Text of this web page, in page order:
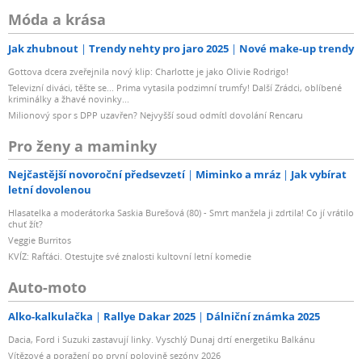
Móda a krása
Jak zhubnout Trendy nehty pro jaro 2025 Nové make-up trendy
Gottova dcera zveřejnila nový klip: Charlotte je jako Olivie Rodrigo!
Televizní diváci, těšte se... Prima vytasila podzimní trumfy! Další Zrádci, oblíbené
kriminálky a žhavé novinky...
Milionový spor s DPP uzavřen? Nejvyšší soud odmítl dovolání Rencaru
Pro ženy a maminky
Nejčastější novoroční předsevzetí Miminko a mráz
Jak vybírat
letní dovolenou
Hlasatelka a moderátorka Saskia Burešová (80) - Smrt manžela ji zdrtila! Co jí vrátilo
chuť žít?
Veggie Burritos
KVÍZ: Rafťáci. Otestujte své znalosti kultovní letní komedie
Auto-moto
Alko-kalkulačka Rallye Dakar 2025 Dálniční známka 2025
Dacia, Ford i Suzuki zastavují linky. Vyschlý Dunaj drtí energetiku Balkánu
Vítězové a poražení po první polovině sezóny 2026